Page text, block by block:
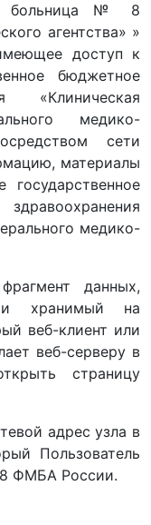
больница № 8
агентства» »
доступ к
бюджетное
«Клиническая
медико-
сети
материалы
медико-
данных,
и хранимый на
веб-клиент или
веб-серверу в
страницу
адрес узла в
Пользователь
ФМБА России.